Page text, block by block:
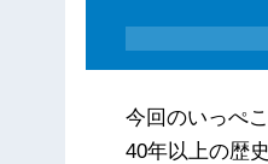
今回のいっぺ
40年以上の歴